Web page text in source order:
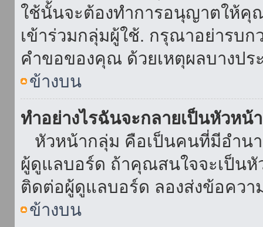
ใช้นั้นจะต้องทำการอนุญาตให้คุ
เข้าร่วมกลุ่มผู้ใช้. กรุณาอย่ารบก
คำขอของคุณ ด้วยเหตุผลบางปร
ข้างบน
ทำอย่างไรฉันจะกลายเป็นหัวหน้
หัวหน้ากลุ่ม คือเป็นคนที่มีอำนา
ผู้ดูแลบอร์ด ถ้าคุณสนใจจะเป็น
ติดต่อผู้ดูแลบอร์ด ลองส่งข้อคว
ข้างบน